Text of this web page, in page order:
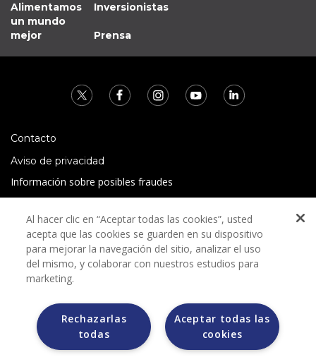
Alimentamos
un mundo
mejor
Inversionistas
Prensa
Contacto
Aviso de privacidad
Información sobre posibles fraudes
Términos y condiciones
Grupo Bimbo no solicita ningún tipo de pago durante el
proceso de selección.
Al hacer clic en “Aceptar todas las cookies”, usted
acepta que las cookies se guarden en su dispositivo
para mejorar la navegación del sitio, analizar el uso
del mismo, y colaborar con nuestros estudios para
marketing.
Aceptar todas las
cookies
Rechazarlas
todas